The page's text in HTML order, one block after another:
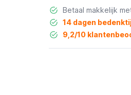
Betaal makkelijk
14 dagen
9,2/10